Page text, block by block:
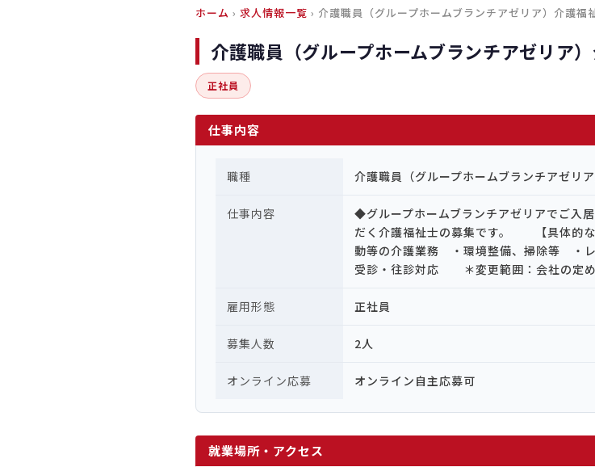
ホーム › 求人情報一覧 › 介護職員（グループホームブランチアゼリア）介護福
介護職員（グループホームブランチアゼリア
正社員
仕事内容
職種 介護職員（グループホームブランチアゼリ
仕事内容
◆グループホームブランチアゼリアでご
だく介護福祉士の募集です。 【具体的
動等の介護業務 ・環境整備、掃除等 ・
受診・往診対応 ＊変更範囲：会社の定
雇用形態 正社員
募集人数 2人
オンライン応募 オンライン自主応募可
就業場所・アクセス